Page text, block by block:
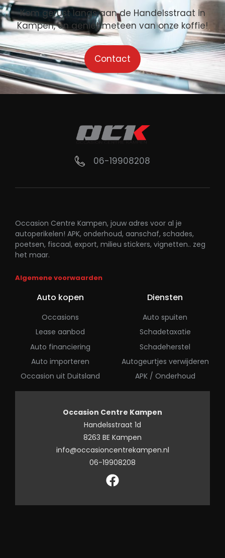
Kom gerust langs aan de Handelsstraat in
Kampen, en geniet meteen van onze koffie!
Contact
06-19908208
Occasion Centre Kampen, jouw adres voor al je
autoperikelen! APK, onderhoud, aanschaf, schades,
poetsen, fiscaal, export, milieu stickers, vignetten.. zeg
het maar.
Algemene voorwaarden
Auto kopen
Occasions
Lease aanbod
Auto financiering
Auto importeren
Occasion uit Duitsland
Diensten
Auto spuiten
Schadetaxatie
Schadeherstel
Autogeurtjes verwijderen
APK / Onderhoud
Occasion Centre Kampen
Handelsstraat 1d
8263 BE Kampen
info@occasioncentrekampen.nl
06-19908208